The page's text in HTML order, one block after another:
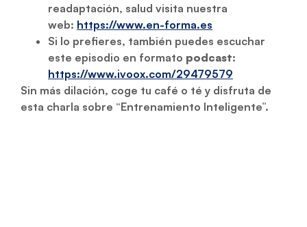
readaptación, salud visita nuestra
web: https://www.en-forma.es
Si lo prefieres, también puedes escuchar
este episodio en formato podcast:
https://www.ivoox.com/29479579
Sin más dilación, coge tu café o té y disfruta de
esta charla sobre “Entrenamiento Inteligente”.